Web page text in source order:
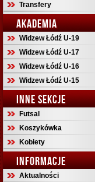
Transfery
AKADEMIA
Widzew Łódź U-19
Widzew Łódź U-17
Widzew Łódź U-16
Widzew Łódź U-15
INNE SEKCJE
Futsal
Koszykówka
Kobiety
INFORMACJE
Aktualności